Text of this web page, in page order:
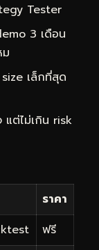
Tester
3 เดือน
เล็กที่สุด
แต่ไม่เกิน risk
ราคา
ฟรี